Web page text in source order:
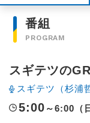
番組
PROGRAM
スギテツの
スギテツ（杉浦
5:00 ～6:00（